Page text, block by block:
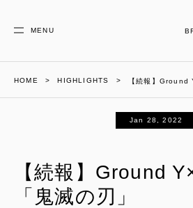
MENU
HOME HIGHLIGHTS 【続報】Ground
Jan 28, 2022
【続報】Ground
「鬼滅の刃」